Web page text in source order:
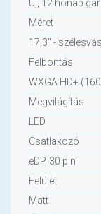
Új, 12 hónap
Méret
17,3" -
Felbontás
WXGA HD+
Megvilágítás
LED
Csatlakozó
eDP, 30 pin
Felület
Matt